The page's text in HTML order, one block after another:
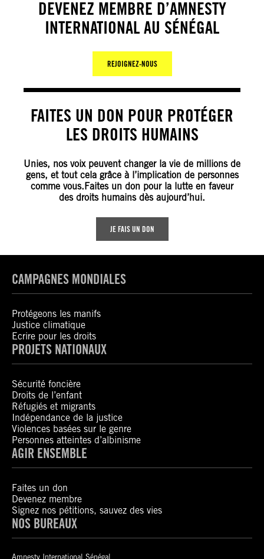
DEVENEZ MEMBRE D’AMNESTY
INTERNATIONAL AU SÉNÉGAL
REJOIGNEZ-NOUS
FAITES UN DON POUR PROTÉGER
LES DROITS HUMAINS
Unies, nos voix peuvent changer la vie de millions de
gens, et tout cela grâce à l’implication de personnes
comme vous.Faites un don pour la lutte en faveur
des droits humains dès aujourd’hui.
JE FAIS UN DON
CAMPAGNES MONDIALES
Protégeons les manifs
Justice climatique
Ecrire pour les droits
PROJETS NATIONAUX
Sécurité foncière
Droits de l’enfant
Réfugiés et migrants
Indépendance de la justice
Violences basées sur le genre
Personnes atteintes d’albinisme
AGIR ENSEMBLE
Faites un don
Devenez membre
Signez nos pétitions, sauvez des vies
NOS BUREAUX
Amnesty International Sénégal